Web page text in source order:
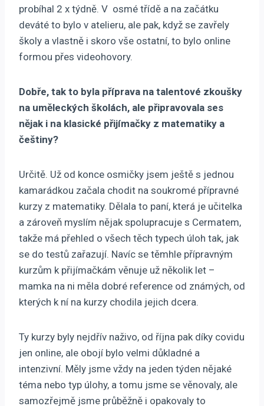
probíhal 2 x týdně. V osmé třídě a na začátku
deváté to bylo v atelieru, ale pak, když se zavřely
školy a vlastně i skoro vše ostatní, to bylo online
formou přes videohovory.
Dobře, tak to byla příprava na talentové zkoušky
na uměleckých školách, ale připravovala ses
nějak i na klasické přijímačky z matematiky a
češtiny?
Určitě. Už od konce osmičky jsem ještě s jednou
kamarádkou začala chodit na soukromé přípravné
kurzy z matematiky. Dělala to paní, která je učitelka
a zároveň myslím nějak spolupracuje s Cermatem,
takže má přehled o všech těch typech úloh tak, jak
se do testů zařazují. Navíc se těmhle přípravným
kurzům k přijímačkám věnuje už několik let –
mamka na ni měla dobré reference od známých, od
kterých k ní na kurzy chodila jejich dcera.
Ty kurzy byly nejdřív naživo, od října pak díky covidu
jen online, ale obojí bylo velmi důkladné a
intenzivní. Měly jsme vždy na jeden týden nějaké
téma nebo typ úlohy, a tomu jsme se věnovaly, ale
samozřejmě jsme průběžně i opakovaly to